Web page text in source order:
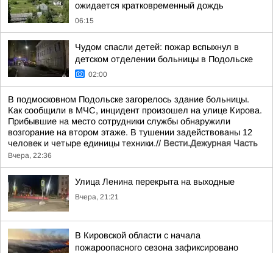
ожидается кратковременный дождь
06:15
Чудом спасли детей: пожар вспыхнул в
детском отделении больницы в Подольске
02:00
В подмосковном Подольске загорелось здание больницы.
Как сообщили в МЧС, инцидент произошел на улице Кирова.
Прибывшие на место сотрудники службы обнаружили
возгорание на втором этаже. В тушении задействованы 12
человек и четыре единицы техники.// Вести.Дежурная Часть
Вчера, 22:36
Улица Ленина перекрыта на выходные
Вчера, 21:21
В Кировской области с начала
пожароопасного сезона зафиксировано